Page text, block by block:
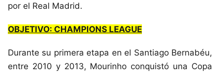
por el Real Madrid.
OBJETIVO: CHAMPIONS LEAGUE
Durante su primera etapa en el Santiago Bernabéu,
entre 2010 y 2013, Mourinho conquistó una Copa